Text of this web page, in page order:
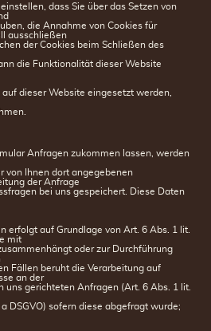
dass Sie über das Setzen von
die Annahme von Cookies für
ausschließen
der Cookies beim Schließen des
die Funktionalität dieser Website
dieser Website eingesetzt werden,
Anfragen zukommen lassen, werden
von Ihnen dort angegebenen
der Anfrage
bei uns gespeichert. Diese Daten
erfolgt auf Grundlage von Art. 6 Abs. 1 lit.
mit
oder zur Durchführung
Fällen beruht die Verarbeitung auf
an der
uns gerichteten Anfragen (Art. 6 Abs. 1 lit.
DSGVO) sofern diese abgefragt wurde;